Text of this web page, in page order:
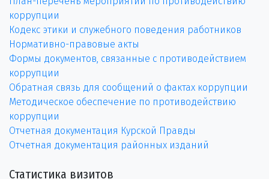
коррупции
Кодекс этики и служебного поведения работников
Нормативно-правовые акты
Формы документов, связанные с противодействием
коррупции
Обратная связь для сообщений о фактах коррупции
Методическое обеспечение по противодействию
коррупции
Отчетная документация Курской Правды
Отчетная документация районных изданий
Статистика визитов